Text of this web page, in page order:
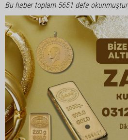
Bu haber toplam 5651 defa okunmuştur